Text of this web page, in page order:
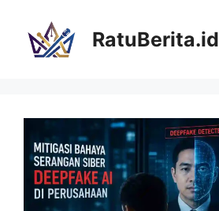
RatuBerita.id